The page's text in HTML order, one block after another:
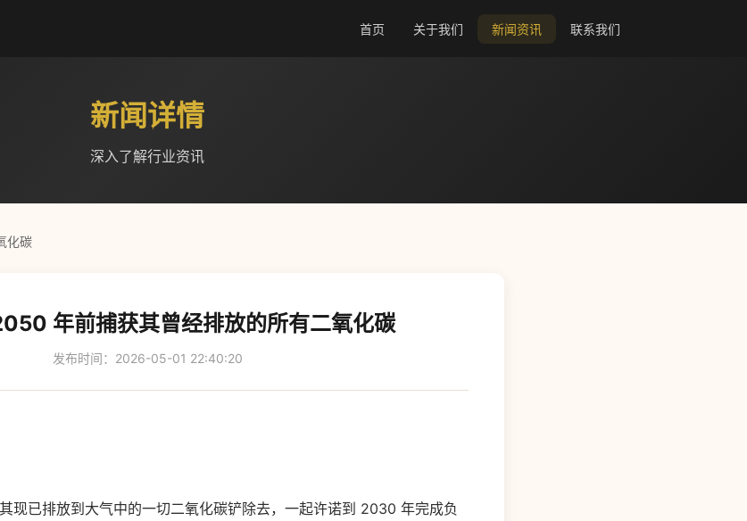
首页 关于我们 新闻资讯 联系我们
新闻详情
深入了解行业资讯
化碳
年前捕获其曾经排放的所有二氧化碳
发布时间：2026-05-01 22:40:20
现已排放到大气中的一切二氧化碳铲除去，一起许诺到 2030 年完成负